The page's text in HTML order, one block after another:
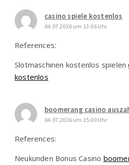
casino spiele kostenlos
04.07.2026 um 13:06 Uhr
References:
Slotmaschinen kostenlos spielen
kostenlos
boomerang casino
04.07.2026 um 15:00 Uhr
References:
Neukunden Bonus Casino